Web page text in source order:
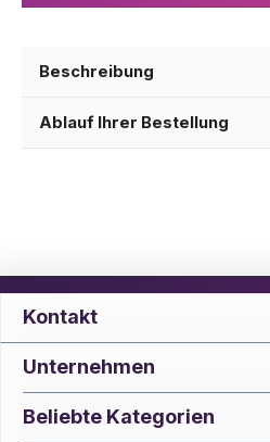
Beschreibung
Ablauf Ihrer Bestellung
Kontakt
Unternehmen
Beliebte Kategorien